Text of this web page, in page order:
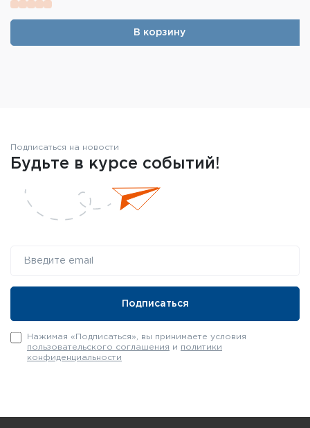
В корзину
Подписаться на новости
Будьте в курсе событий!
Нажимая «Подписаться», вы принимаете условия
пользовательского соглашения и политики
конфиденциальности